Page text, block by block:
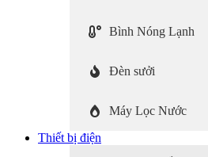
Bình Nóng Lạnh
Đèn sưởi
Máy Lọc Nước
Thiết bị điện